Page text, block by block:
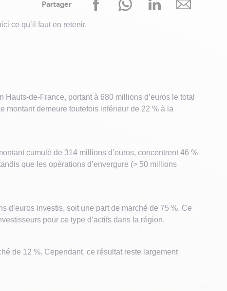
Partager
ce qu’il faut en retenir.
de-France, portant à 680 millions d’euros le total
montant demeure toutefois inférieur de 22 % à la
cumulé de 314 millions d’euros, concentrent 46 %
que les opérations d’envergure (> 50 millions
d’euros investis, soit une part de marché de 75 %. Ce
pour ce type d’actifs dans la région.
de 12 %. Cependant, ce résultat reste largement